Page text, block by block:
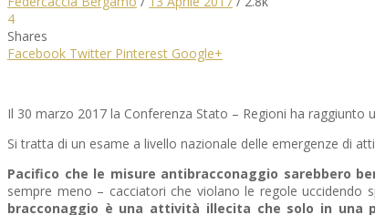
4
Shares
Facebook Twitter Pinterest Google+
Il 30 marzo 2017 la Conferenza Stato – Regioni ha raggiunto
Si tratta di un esame a livello nazionale delle emergenze di
Pacifico che le misure antibracconaggio sarebbero
sempre meno – cacciatori che violano le regole uccidendo
bracconaggio è una attività illecita che solo in una